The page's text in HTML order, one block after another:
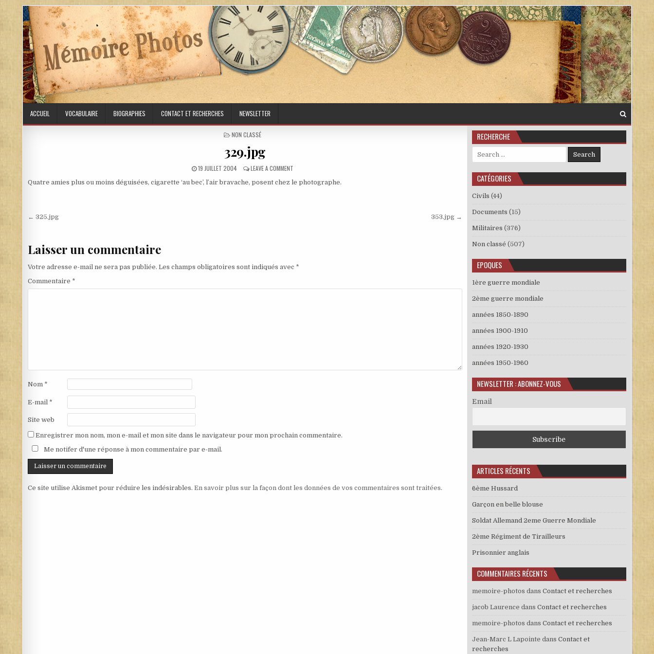
Skip to content
ACCUEIL VOCABULAIRE BIOGRAPHIES CONTACT ET RECHERCHES NEWSLETTER
POSTED IN
NON CLASSÉ
329.jpg
PUBLISHED DATE:
19 JUILLET 2004 LEAVE A COMMENTON 329.JPG
Quatre amies plus ou moins déguisées, cigarette ‘au bec’, l’air bravache, posent chez le photographe.
Navigation de l’article
← 325.jpg 353.jpg →
Laisser un commentaire
Votre adresse e-mail ne sera pas publiée. Les champs obligatoires sont indiqués avec *
Commentaire *
Nom *
E-mail *
Site web
Enregistrer mon nom, mon e-mail et mon site dans le navigateur pour mon prochain commentaire.
Me notifer d'une réponse à mon commentaire par e-mail.
Ce site utilise Akismet pour réduire les indésirables. En savoir plus sur la façon dont les données de vos commentaires sont traitées.
RECHERCHE
Search for:
CATÉGORIES
Civils (44)
Documents (15)
Militaires (376)
Non classé (507)
EPOQUES
1ère guerre mondiale
2ème guerre mondiale
années 1850-1890
années 1900-1910
années 1920-1930
années 1950-1960
NEWSLETTER : ABONNEZ-VOUS
Email
ARTICLES RÉCENTS
6ème Hussard
Garçon en belle blouse
Soldat Allemand 2eme Guerre Mondiale
2ème Régiment de Tirailleurs
Prisonnier anglais
COMMENTAIRES RÉCENTS
memoire-photos dans Contact et recherches
jacob Laurence dans Contact et recherches
memoire-photos dans Contact et recherches
Jean-Marc L Lapointe dans Contact et
recherches